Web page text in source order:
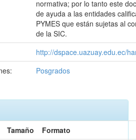
normativa; por lo tanto este
de ayuda a las entidades
PYMES que están sujetas al
de la SIC.
http://dspace.uazuay.edu.ec/
Posgrados
Tamaño
Formato